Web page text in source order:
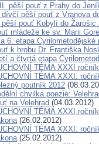
pěší pouť z Prahy do
dívčí pěší pouť z Vranova
pouť Kobylí do Žarošic
mládeže ke sv. Marii
6. etapa Cyrilometodějské
k hrobu Dr. Františka
a čtvrtá etapa
TÉMA XXXI
TÉMA XXXI.
poutník 2012
chvilka poezie:
na Velehrad (04.03.2012)
TÉMA XXXI
(26.02.2012)
TÉMA XXXI.
(25.02.2012)